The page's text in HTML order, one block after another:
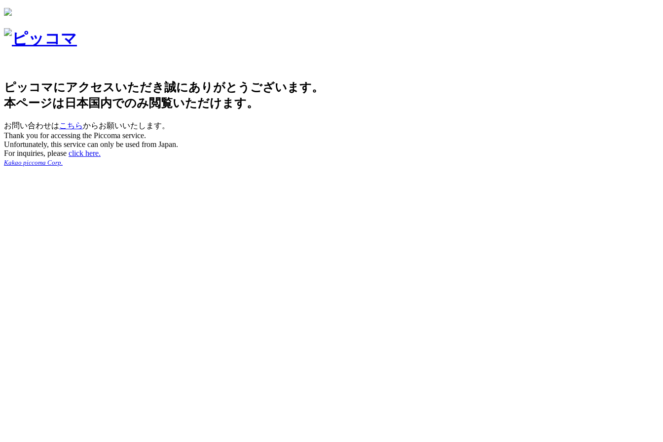
ピッコマにアクセスいただき誠にありがとうございます。
本ページは日本国内でのみ閲覧いただけます。
お問い合わせはこちらからお願いいたします。
Thank you for accessing the Piccoma service.
Unfortunately, this service can only be used from Japan.
For inquiries, please click here.
Kakao piccoma Corp.